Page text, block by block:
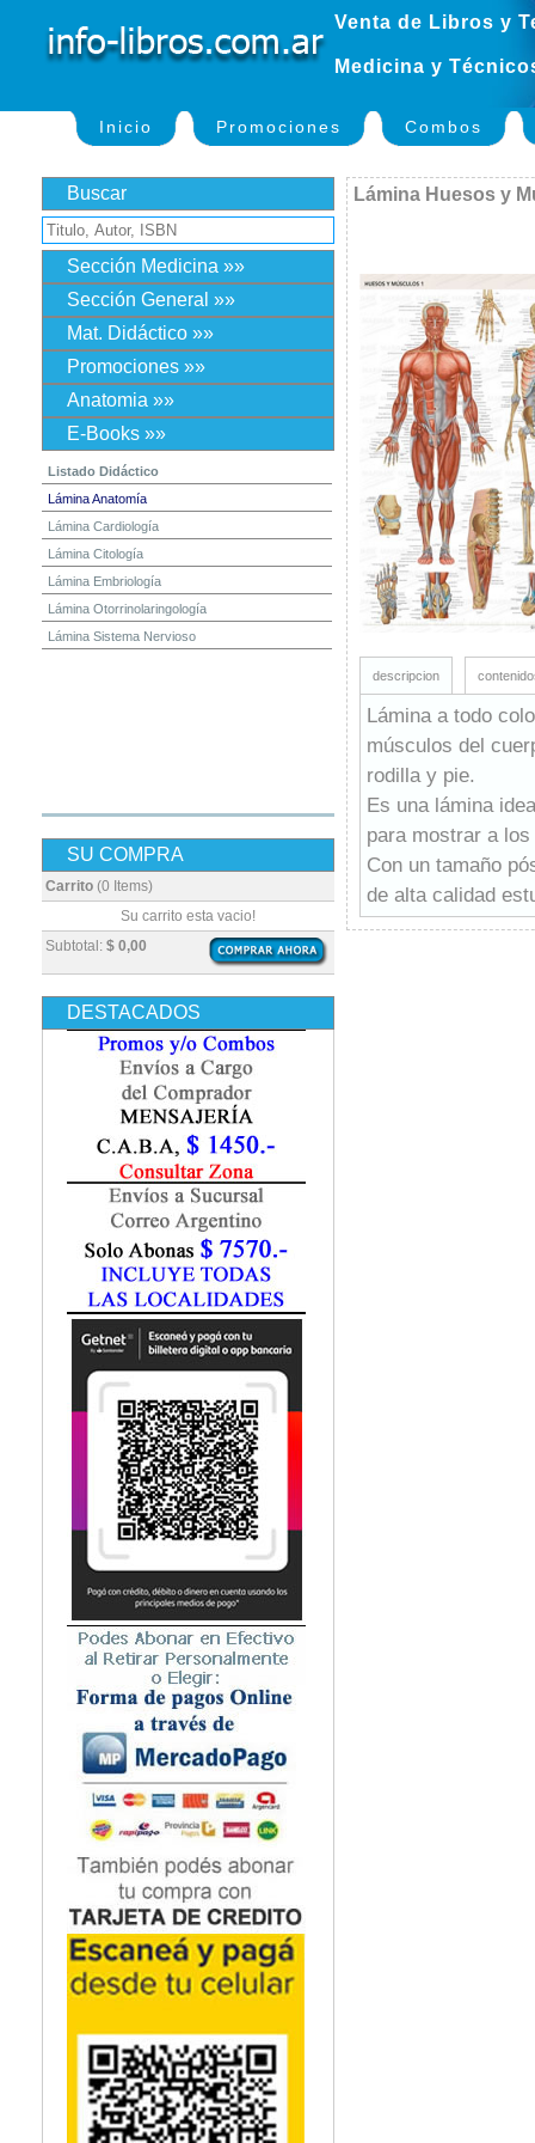
Venta de Libros y
Medicina y
Inicio Promociones Combos
Buscar
Sección Medicina »»
Sección General »»
Mat. Didáctico »»
Promociones »»
Anatomia »»
E-Books »»
Listado Didáctico
Lámina Anatomía
Lámina Cardiología
Lámina Citología
Lámina Embriología
Lámina Otorrinolaringología
Lámina Sistema Nervioso
SU COMPRA
Carrito (0 Items)
Subtotal: $ 0,00
Su carrito esta vacio!
DESTACADOS
Lámina Huesos y
descripcion
Lámina a todo
músculos del
rodilla y pie.
Es una lámina
para mostrar a
Con un tamaño
de alta calidad